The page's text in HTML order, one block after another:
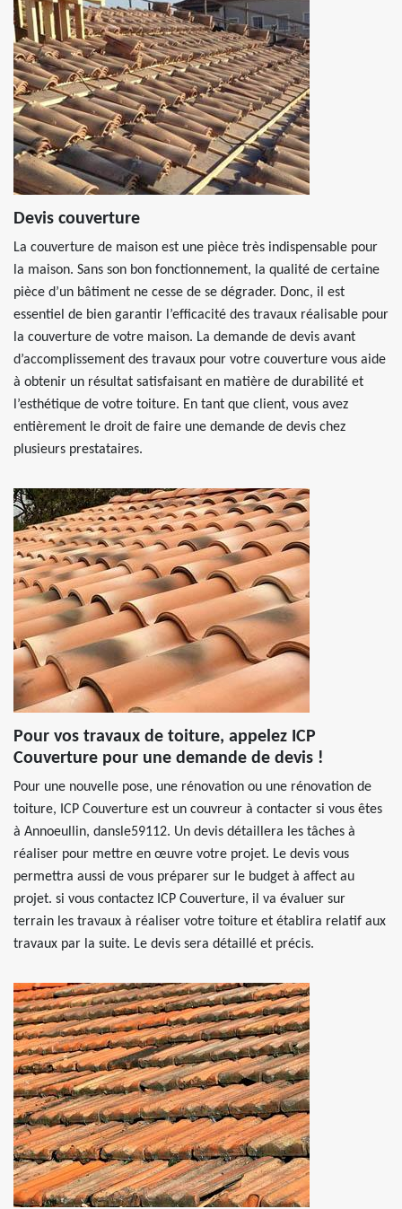
Devis couverture
La couverture de maison est une pièce très indispensable pour
la maison. Sans son bon fonctionnement, la qualité de certaine
pièce d’un bâtiment ne cesse de se dégrader. Donc, il est
essentiel de bien garantir l’efficacité des travaux réalisable pour
la couverture de votre maison. La demande de devis avant
d’accomplissement des travaux pour votre couverture vous aide
à obtenir un résultat satisfaisant en matière de durabilité et
l’esthétique de votre toiture. En tant que client, vous avez
entièrement le droit de faire une demande de devis chez
plusieurs prestataires.
Pour vos travaux de toiture, appelez ICP
Couverture pour une demande de devis !
Pour une nouvelle pose, une rénovation ou une rénovation de
toiture, ICP Couverture est un couvreur à contacter si vous êtes
à Annoeullin, dansle59112. Un devis détaillera les tâches à
réaliser pour mettre en œuvre votre projet. Le devis vous
permettra aussi de vous préparer sur le budget à affect au
projet. si vous contactez ICP Couverture, il va évaluer sur
terrain les travaux à réaliser votre toiture et établira relatif aux
travaux par la suite. Le devis sera détaillé et précis.